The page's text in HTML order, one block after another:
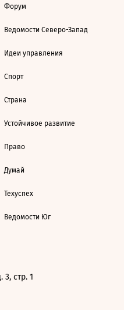
Форум
Ведомости Северо-Запад
Идеи управления
Спорт
Страна
Устойчивое развитие
Право
Думай
Техуспех
Ведомости Юг
3, стр. 1